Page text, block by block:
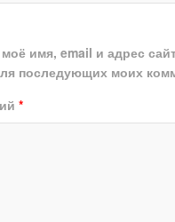
имя, email и адрес
последующих моих
*